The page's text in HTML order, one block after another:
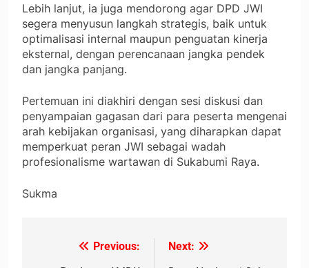
Lebih lanjut, ia juga mendorong agar DPD JWI
segera menyusun langkah strategis, baik untuk
optimalisasi internal maupun penguatan kinerja
eksternal, dengan perencanaan jangka pendek
dan jangka panjang.
Pertemuan ini diakhiri dengan sesi diskusi dan
penyampaian gagasan dari para peserta mengenai
arah kebijakan organisasi, yang diharapkan dapat
memperkuat peran JWI sebagai wadah
profesionalisme wartawan di Sukabumi Raya.
Sukma
NavigasiPrevious:
Next: